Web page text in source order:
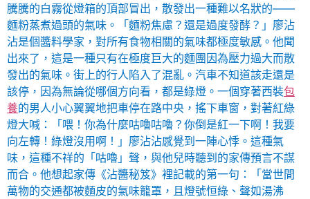
騰騰的白霧從燈箱的頂部冒出，散發出一種難以名狀的——
麵粉蒸煮過頭的氣味。「麵粉焦慮？還是過度發酵？」廖沾
沾是個醬料學家，對所有食物相關的氣味都極度敏感。他聞
出來了，這是一種只有在極度巨大的麵團因為壓力過大而散
發出的氣味。街上的行人陷入了混亂。汽車不知道該走還是
該停，因為無論從哪個方向看，都是綠燈。一個穿著西裝包
養的男人小心翼翼地把車停在路中央，搖下車窗，對著紅綠
燈大喊：「喂！你為什麼咕嚕咕嚕？你倒是紅一下啊！我要
向左轉！綠燈沒用啊！」廖沾沾感覺到一陣心悸。這種氣
味，這種不祥的「咕嚕」聲，與他兒時聽到的家傳預言不謀
而合。他想起家傳《沾醬秘笈》裡記載的第一句：「當世間
萬物的交通都被麵皮的氣味籠罩，且燈號恒綠、聲如湯沸